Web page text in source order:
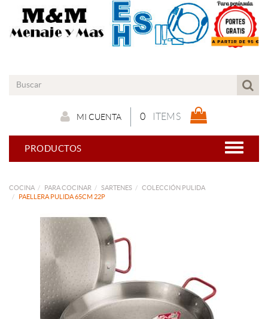
0 ITEMS
MI CUENTA
PRODUCTOS
COCINA PARA COCINAR SARTENES
COLECCIÓN PULIDA
PAELLERA PULIDA 65CM 22P